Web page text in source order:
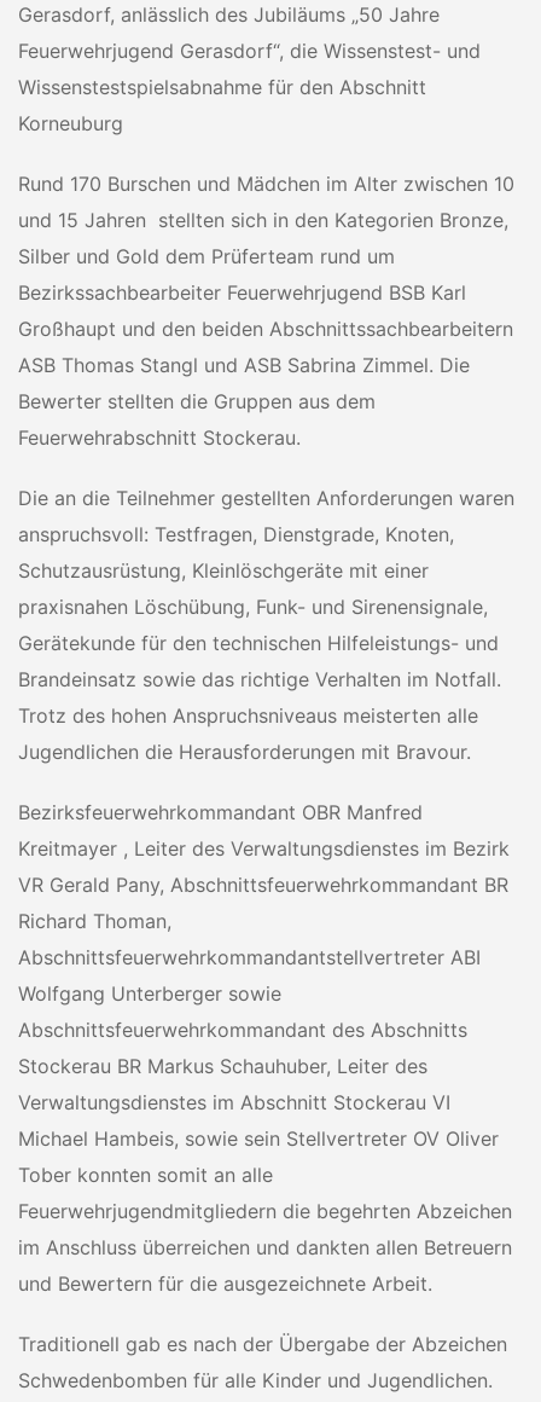
Gerasdorf, anlässlich des Jubiläums „50 Jahre
Feuerwehrjugend Gerasdorf“, die Wissenstest- und
Wissenstestspielsabnahme für den Abschnitt
Korneuburg
Rund 170 Burschen und Mädchen im Alter zwischen 10
und 15 Jahren stellten sich in den Kategorien Bronze,
Silber und Gold dem Prüferteam rund um
Bezirkssachbearbeiter Feuerwehrjugend BSB Karl
Großhaupt und den beiden Abschnittssachbearbeitern
ASB Thomas Stangl und ASB Sabrina Zimmel. Die
Bewerter stellten die Gruppen aus dem
Feuerwehrabschnitt Stockerau.
Die an die Teilnehmer gestellten Anforderungen waren
anspruchsvoll: Testfragen, Dienstgrade, Knoten,
Schutzausrüstung, Kleinlöschgeräte mit einer
praxisnahen Löschübung, Funk- und Sirenensignale,
Gerätekunde für den technischen Hilfeleistungs- und
Brandeinsatz sowie das richtige Verhalten im Notfall.
Trotz des hohen Anspruchsniveaus meisterten alle
Jugendlichen die Herausforderungen mit Bravour.
Bezirksfeuerwehrkommandant OBR Manfred
Kreitmayer , Leiter des Verwaltungsdienstes im Bezirk
VR Gerald Pany, Abschnittsfeuerwehrkommandant BR
Richard Thoman,
Abschnittsfeuerwehrkommandantstellvertreter ABI
Wolfgang Unterberger sowie
Abschnittsfeuerwehrkommandant des Abschnitts
Stockerau BR Markus Schauhuber, Leiter des
Verwaltungsdienstes im Abschnitt Stockerau VI
Michael Hambeis, sowie sein Stellvertreter OV Oliver
Tober konnten somit an alle
Feuerwehrjugendmitgliedern die begehrten Abzeichen
im Anschluss überreichen und dankten allen Betreuern
und Bewertern für die ausgezeichnete Arbeit.
Traditionell gab es nach der Übergabe der Abzeichen
Schwedenbomben für alle Kinder und Jugendlichen.